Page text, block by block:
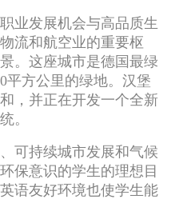
发展机会与高品质生
流和航空业的重要枢
。这座城市是德国最绿
平方公里的绿地。汉堡
，并正在开发一个全新
。
持续城市发展和气候
保意识的学生的理想目
语友好环境也使学生能